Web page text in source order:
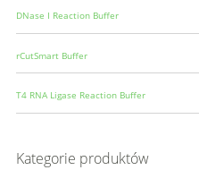
DNase I Reaction Buffer
rCutSmart Buffer
T4 RNA Ligase Reaction Buffer
Kategorie produktów